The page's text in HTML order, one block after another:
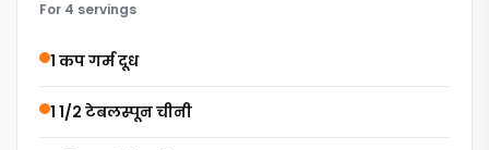
For 4 servings
1 कप गर्म दूध
1 1/2 टेबलस्पून चीनी